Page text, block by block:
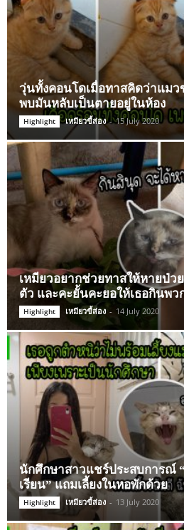
วุ่นทั้งคอนโดเมื่อทาสคิดว่าแมว
พบมันหลับเป็นตายอยู่ในห้อง
Highlight เหมียวขี้ส่อง - 15 July 2020
เหมียวอยากช่วยทาสให้หายป่ว
ตัว และคะยั้นคะยอให้เธอกินพว
Highlight เหมียวขี้ส่อง - 14 July 2020
นักศึกษาสาวแชร์ประสบการณ์
เรียน” แถมเลี้ยงในหอพักด้วย
Highlight เหมียวขี้ส่อง - 13 July 2020